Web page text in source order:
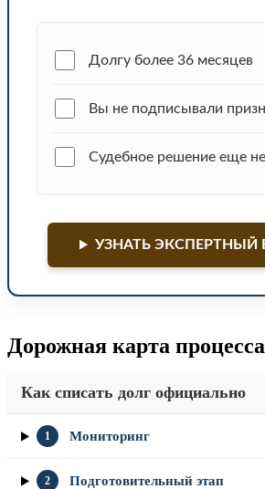
Долгу более 36 месяцев
Вы не подписывали
Судебное решение еще
УЗНАТЬ ЭКСПЕРТНЫЙ
Дорожная карта процесса
Как списать долг официально
1 Мониторинг
2 Подготовительный этап